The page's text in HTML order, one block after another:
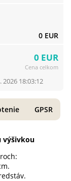
0 EUR
0 EUR
Cena celkom
18:03:12
výšivkou
GPSR